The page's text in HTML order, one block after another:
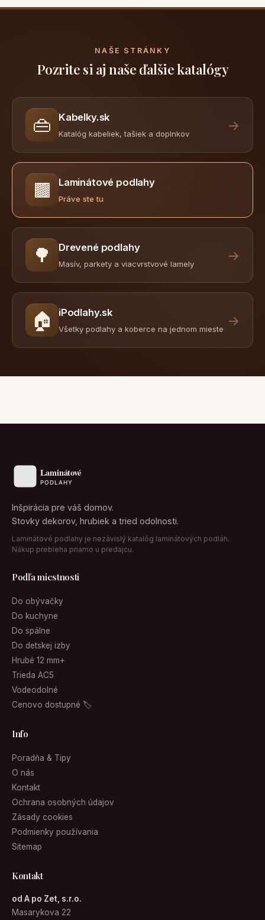
NAŠE STRÁNKY
Pozrite si aj naše ďalšie katalógy
👜 Kabelky.sk
Katalóg kabeliek, tašiek a doplnkov
→
🟫 Laminátové podlahy
Práve ste tu
🌳 Drevené podlahy
Masív, parkety a viacvrstvové lamely
→
🏠 iPodlahy.sk
Všetky podlahy a koberce na jednom mieste
→
Inšpirácia pre váš domov.
Stovky dekorov, hrubiek a tried odolnosti.
Laminátové podlahy je nezávislý katalóg laminátových podláh.
Nákup prebieha priamo u predajcu.
Podľa miestnosti
Do obývačky
Do kuchyne
Do spálne
Do detskej izby
Hrubé 12 mm+
Trieda AC5
Vodeodolné
Cenovo dostupné 🏷
Info
Poradňa & Tipy
O nás
Kontakt
Ochrana osobných údajov
Zásady cookies
Podmienky používania
Sitemap
Kontakt
od A po Zet, s.r.o.
Masarykova 22